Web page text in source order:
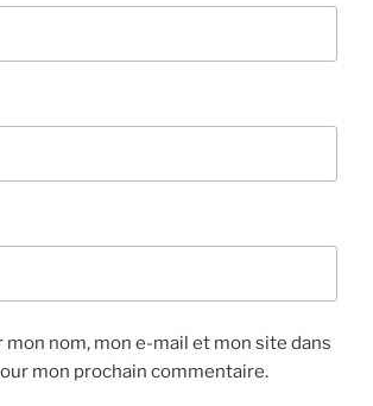
mon nom, mon e-mail et mon site dans
mon prochain commentaire.